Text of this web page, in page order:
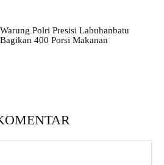
Warung Polri Presisi Labuhanbatu
Bagikan 400 Porsi Makanan